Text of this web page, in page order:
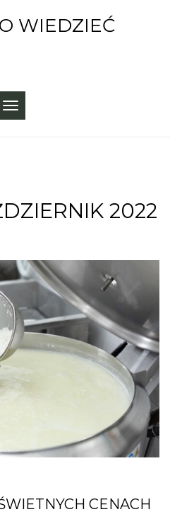
WIEDZIEĆ
TOGGLE
2022
CENACH